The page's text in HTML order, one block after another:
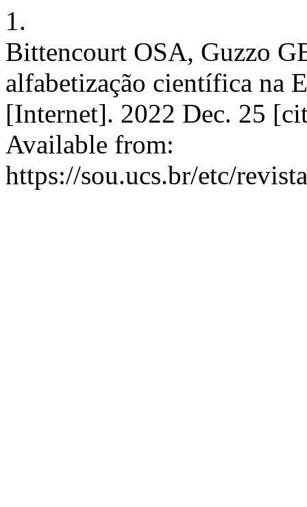
1.
Bittencourt OSA, Guzzo
alfabetização científica na
[Internet]. 2022 Dec. 25
Available from:
https://sou.ucs.br/etc/